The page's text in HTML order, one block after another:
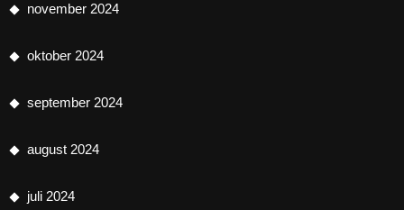
november 2024
oktober 2024
september 2024
august 2024
juli 2024